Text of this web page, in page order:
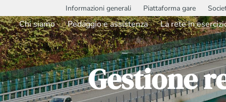
Informazioni generali Piattaforma gare
Chi siamo Pedaggio e assistenza La rete in
Gestione